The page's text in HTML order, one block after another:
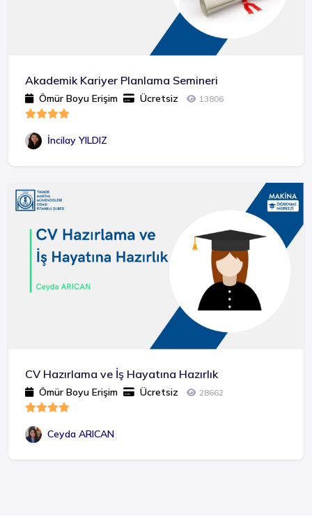
Akademik Kariyer Planlama Semineri
Ömür Boyu Erişim Ücretsiz 13806
İncilay YILDIZ
CV Hazırlama ve İş Hayatına Hazırlık
Ömür Boyu Erişim Ücretsiz 28662
Ceyda ARICAN